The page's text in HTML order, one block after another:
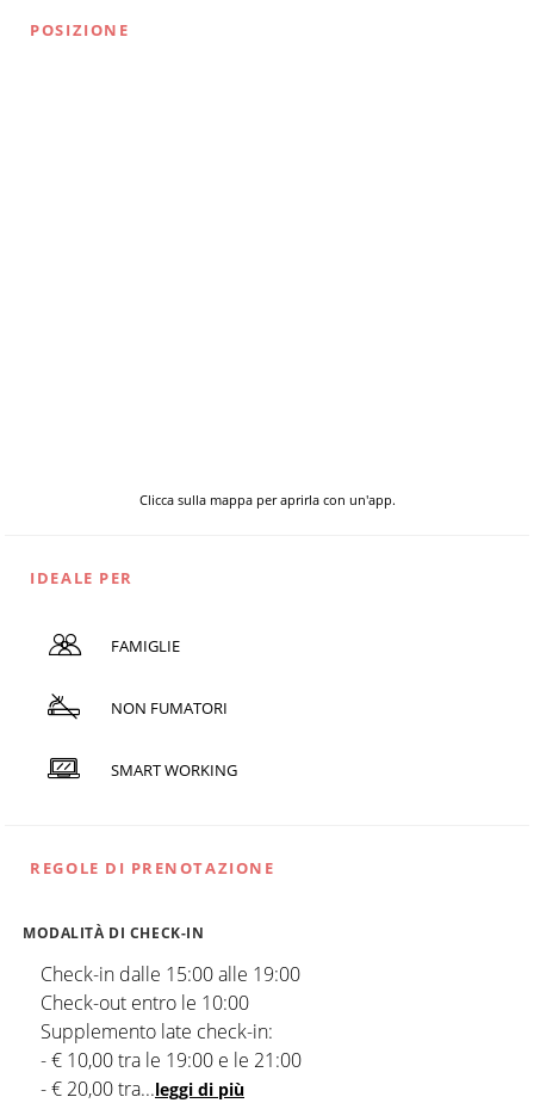
POSIZIONE
Clicca sulla mappa per aprirla con un'app.
IDEALE PER
FAMIGLIE
NON FUMATORI
SMART WORKING
REGOLE DI PRENOTAZIONE
MODALITÀ DI CHECK-IN
Check-in dalle 15:00 alle 19:00
Check-out entro le 10:00
Supplemento late check-in:
- € 10,00 tra le 19:00 e le 21:00
- € 20,00 tra...leggi di più